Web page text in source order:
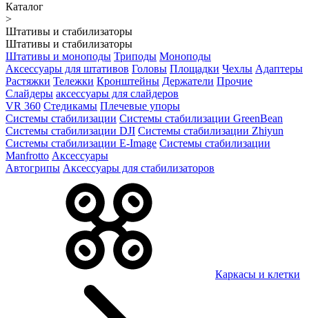
Каталог
>
Штативы и стабилизаторы
Штативы и стабилизаторы
Штативы и моноподы Триподы Моноподы
Аксессуары для штативов Головы Площадки Чехлы Адаптеры
Растяжки Тележки Кронштейны Держатели Прочие
Слайдеры аксессуары для слайдеров
VR 360 Стедикамы Плечевые упоры
Системы стабилизации Системы стабилизации GreenBean
Системы стабилизации DJI Системы стабилизации Zhiyun
Системы стабилизации E-Image Системы стабилизации
Manfrotto Аксессуары
Автогрипы Аксессуары для стабилизаторов
Каркасы и клетки